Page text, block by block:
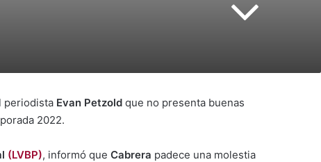
periodista Evan Petzold que no presenta buenas
2022.
(LVBP), informó que Cabrera padece una molestia